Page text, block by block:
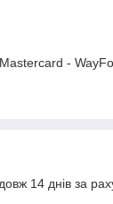
-
14 днів за